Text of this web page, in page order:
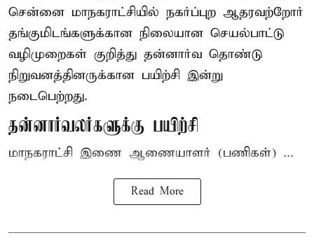
சென்னை மாநகராட்சியில் நகர்ப்புற ஆதரவற்றோர்
தங்குமிடங்களுக்கான நிலையான செயல்பாட்டு
வழிமுறைகள் குறித்து தன்னார்வ தொண்டு
நிறுவனத்தினருக்கான பயிற்சி இன்று
நடைபெற்றது.
தன்னார்வலர்களுக்கு பயிற்சி
மாநகராட்சி இணை ஆணையாளர் (பணிகள்) ...
Read More